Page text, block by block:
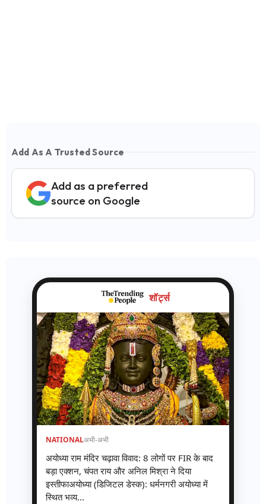
Add As A Trusted Source
Add as a preferred
source on Google
शॉर्ट्स
NATIONALअभी-अभी
अयोध्या राम मंदिर चढ़ावा विवाद: 8 लोगों पर FIR के बाद
बड़ा एक्शन, चंपत राय और अनिल मिश्रा ने दिया
इस्तीफाअयोध्या (डिजिटल डेस्क): धर्मनगरी अयोध्या में
स्थित भव्य...